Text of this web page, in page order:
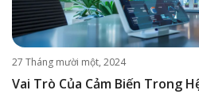
27 Tháng mười một, 2024
Vai Trò Của Cảm Biến Trong